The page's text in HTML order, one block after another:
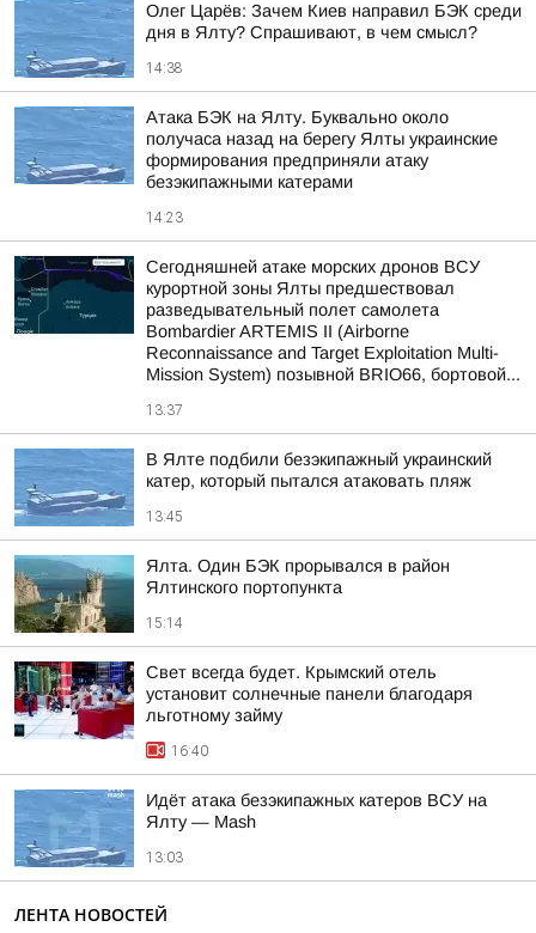
Олег Царёв: Зачем Киев направил БЭК среди
дня в Ялту? Спрашивают, в чем смысл?
14:38
Атака БЭК на Ялту. Буквально около
получаса назад на берегу Ялты украинские
формирования предприняли атаку
безэкипажными катерами
14:23
Сегодняшней атаке морских дронов ВСУ
курортной зоны Ялты предшествовал
разведывательный полет самолета
Bombardier ARTEMIS II (Airborne
Reconnaissance and Target Exploitation Multi-
Mission System) позывной BRIO66, бортовой...
13:37
В Ялте подбили безэкипажный украинский
катер, который пытался атаковать пляж
13:45
Ялта. Один БЭК прорывался в район
Ялтинского портопункта
15:14
Свет всегда будет. Крымский отель
установит солнечные панели благодаря
льготному займу
16:40
Идёт атака безэкипажных катеров ВСУ на
Ялту — Mash
13:03
ЛЕНТА НОВОСТЕЙ